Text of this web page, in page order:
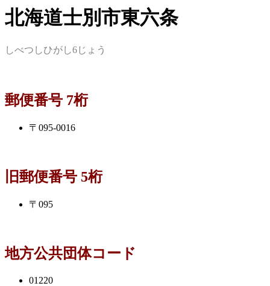
北海道士別市東六条
しべつしひがし6じょう
郵便番号 7桁
〒095-0016
旧郵便番号 5桁
〒095
地方公共団体コード
01220